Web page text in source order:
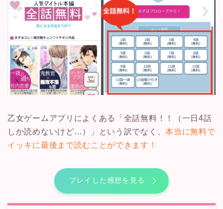
乙女ゲームアプリによくある「全話無料！！（一日4話
しか読めないけど…）」という訳でなく、本当に無料で
イッキに最後まで読むことができます！
プレイした感想を見る